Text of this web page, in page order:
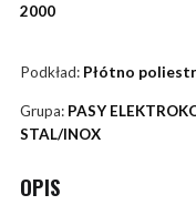
2000
Podkład: Płótno
Grupa: PASY
STAL/INOX
OPIS